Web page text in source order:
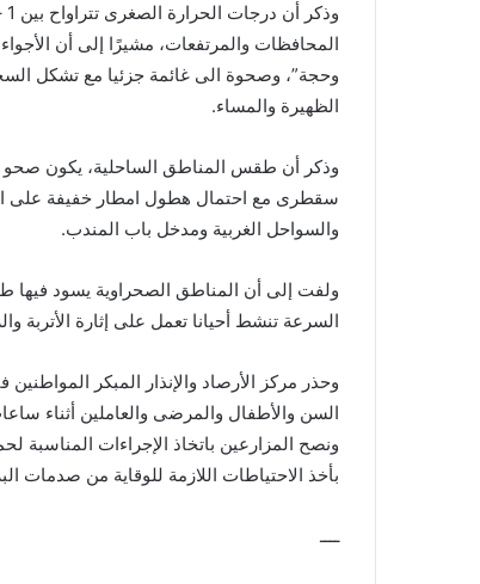
المحافظات والمرتفعات، مشيرًا إلى أن
وحجة”، وصحوة الى غائمة جزئيا مع تشكل
الظهيرة والمساء.
وذكر أن طقس المناطق الساحلية، يكون صحو
سقطرى مع احتمال هطول امطار خفيفة على
والسواحل الغربية ومدخل باب المندب.
ولفت إلى أن المناطق الصحراوية يسود فيها
السرعة تنشط أحيانا تعمل على إثارة الأتربة
وحذر مركز الأرصاد والإنذار المبكر
السن والأطفال والمرضى والعاملين أثناء
ونصح المزارعين باتخاذ الإجراءات المناسبة
بأخذ الاحتياطات اللازمة للوقاية من صدمات
ــــ